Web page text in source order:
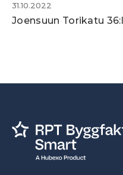
31.10.2022
Joensuun Torikatu